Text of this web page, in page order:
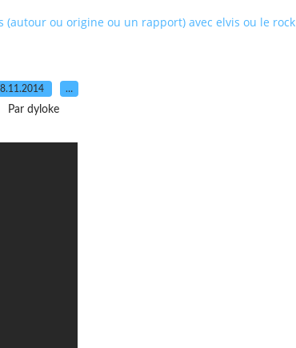
(autour ou origine ou un rapport) avec elvis ou le rock
…
Par dyloke